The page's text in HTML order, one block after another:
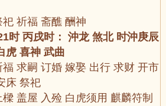
祀 祈福 斋醮 酬神
时 丙戌时： 沖龙 煞北 时沖庚辰
虎 喜神 武曲
福 求嗣 订婚 嫁娶 出行 求财 开市
床 祭祀
樑 盖屋 入殓 白虎须用 麒麟符制